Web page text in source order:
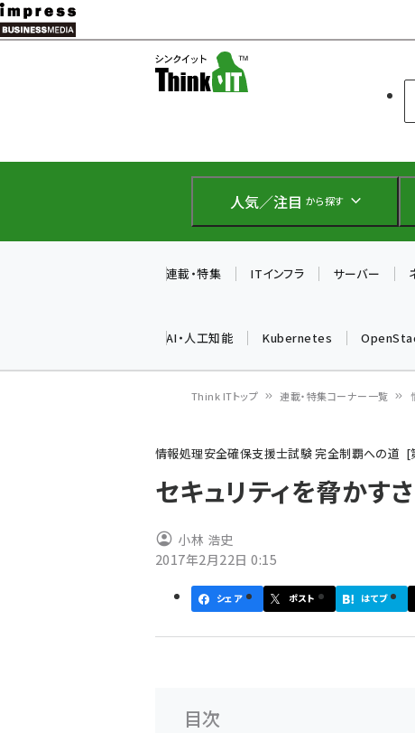
メ
イ
テ
に
人気／注目 から探す
連載・特集 ITインフラ サーバー
AI・人工知能 Kubernetes
ン
く
ず
Think ITトップ 連載・特集コーナー一覧
情報処理安全確保支援士試験 完全制覇への道
セキュリティを脅かす
小林 浩史
2017年2月22日 0:15
シェア ポスト はてブ
目次